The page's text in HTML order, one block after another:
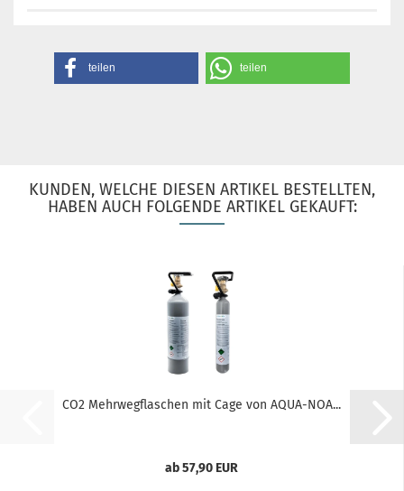
teilen teilen
KUNDEN, WELCHE DIESEN ARTIKEL BESTELLTEN,
HABEN AUCH FOLGENDE ARTIKEL GEKAUFT:
CO2 Mehrwegflaschen mit Cage von AQUA-NOA...
ab 57,90 EUR